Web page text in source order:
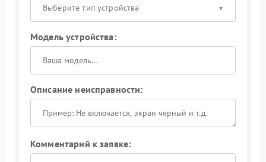
Выберите тип устройства
Модель устройства:
Описание неисправности:
Комментарий к заявке: